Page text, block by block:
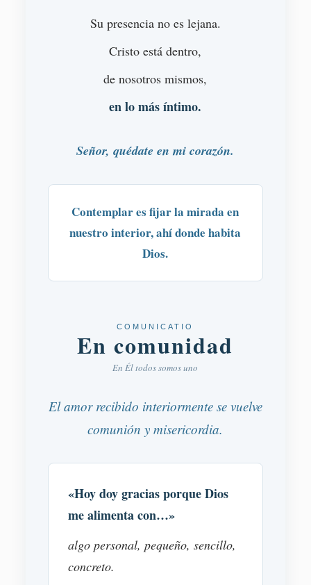
Su presencia no es lejana.
Cristo está dentro,
de nosotros mismos,
en lo más íntimo.
Señor, quédate en mi corazón.
Contemplar es fijar la mirada en
nuestro interior, ahí donde habita
Dios.
COMUNICATIO
En comunidad
En Él todos somos uno
El amor recibido interiormente se vuelve
comunión y misericordia.
«Hoy doy gracias porque Dios
me alimenta con…»
algo personal, pequeño, sencillo,
concreto.